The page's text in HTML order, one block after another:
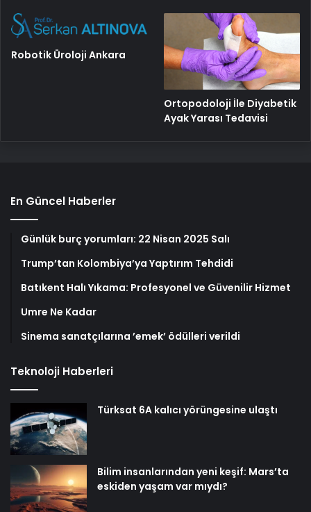
Robotik Üroloji Ankara
Ortopodoloji İle Diyabetik
Ayak Yarası Tedavisi
En Güncel Haberler
Günlük burç yorumları: 22 Nisan 2025 Salı
Trump’tan Kolombiya’ya Yaptırım Tehdidi
Batıkent Halı Yıkama: Profesyonel ve Güvenilir Hizmet
Umre Ne Kadar
Sinema sanatçılarına ’emek’ ödülleri verildi
Teknoloji Haberleri
Türksat 6A kalıcı yörüngesine ulaştı
Bilim insanlarından yeni keşif: Mars’ta
eskiden yaşam var mıydı?